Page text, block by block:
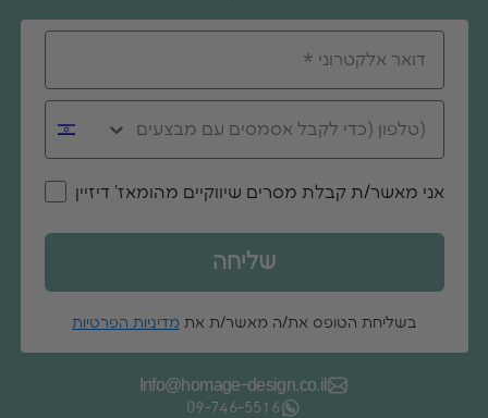
אני מאשר/ת קבלת מסרים שיווקיים מהומאז' דיזיין
שליחה
בשליחת הטופס את/ה מאשר/ת את מדיניות הפרטיות
Info@homage-design.co.il
09‑746‑5516